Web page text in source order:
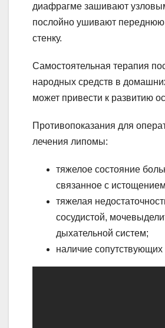
диафрагме зашивают
послойно ушивают
стенку.
Самостоятельная терапия
народных средств в
может привести к развитию
Противопоказания для
лечения липомы:
тяжелое состояние
связанное с
тяжелая
сосудистой,
дыхательной систем;
наличие